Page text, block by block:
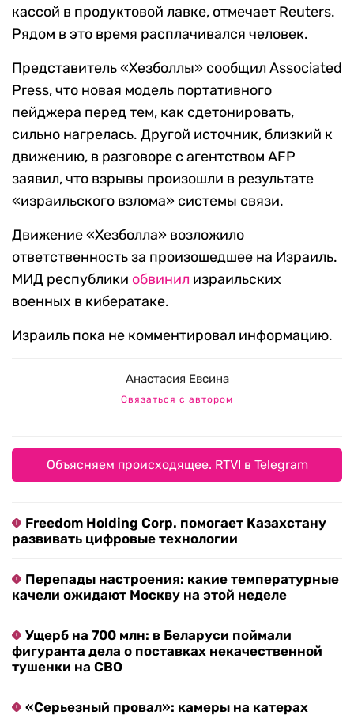
кассой в продуктовой лавке, отмечает Reuters.
Рядом в это время расплачивался человек.
Представитель «Хезболлы» сообщил Associated
Press, что новая модель портативного
пейджера перед тем, как сдетонировать,
сильно нагрелась. Другой источник, близкий к
движению, в разговоре с агентством AFP
заявил, что взрывы произошли в результате
«израильского взлома» системы связи.
Движение «Хезболла» возложило
ответственность за произошедшее на Израиль.
МИД республики обвинил израильских
военных в кибератаке.
Израиль пока не комментировал информацию.
Анастасия Евсина
Связаться с автором
Объясняем происходящее. RTVI в Telegram
Freedom Holding Corp. помогает Казахстану
развивать цифровые технологии
Перепады настроения: какие температурные
качели ожидают Москву на этой неделе
Ущерб на 700 млн: в Беларуси поймали
фигуранта дела о поставках некачественной
тушенки на СВО
«Серьезный провал»: камеры на катерах